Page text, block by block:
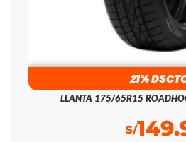
21%
LLANTA 175/65R15
S/